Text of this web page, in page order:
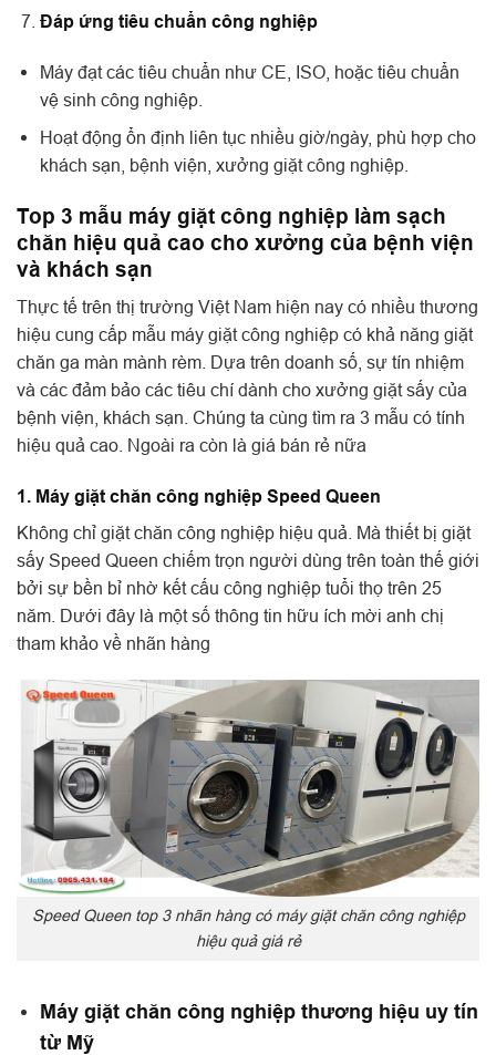
Đáp ứng tiêu chuẩn công nghiệp
Máy đạt các tiêu chuẩn như CE, ISO, hoặc tiêu chuẩn
vệ sinh công nghiệp.
Hoạt động ổn định liên tục nhiều giờ/ngày, phù hợp cho
khách sạn, bệnh viện, xưởng giặt công nghiệp.
Top 3 mẫu máy giặt công nghiệp làm sạch
chăn hiệu quả cao cho xưởng của bệnh viện
và khách sạn
Thực tế trên thị trường Việt Nam hiện nay có nhiều thương
hiệu cung cấp mẫu máy giặt công nghiệp có khả năng giặt
chăn ga màn mành rèm. Dựa trên doanh số, sự tín nhiệm
và các đảm bảo các tiêu chí dành cho xưởng giặt sấy của
bệnh viện, khách sạn. Chúng ta cùng tìm ra 3 mẫu có tính
hiệu quả cao. Ngoài ra còn là giá bán rẻ nữa
1. Máy giặt chăn công nghiệp Speed Queen
Không chỉ giặt chăn công nghiệp hiệu quả. Mà thiết bị giặt
sấy Speed Queen chiếm trọn người dùng trên toàn thế giới
bởi sự bền bỉ nhờ kết cấu công nghiệp tuổi thọ trên 25
năm. Dưới đây là một số thông tin hữu ích mời anh chị
tham khảo về nhãn hàng
Speed Queen top 3 nhãn hàng có máy giặt chăn công nghiệp
hiệu quả giá rẻ
Máy giặt chăn công nghiệp thương hiệu uy tín
từ Mỹ